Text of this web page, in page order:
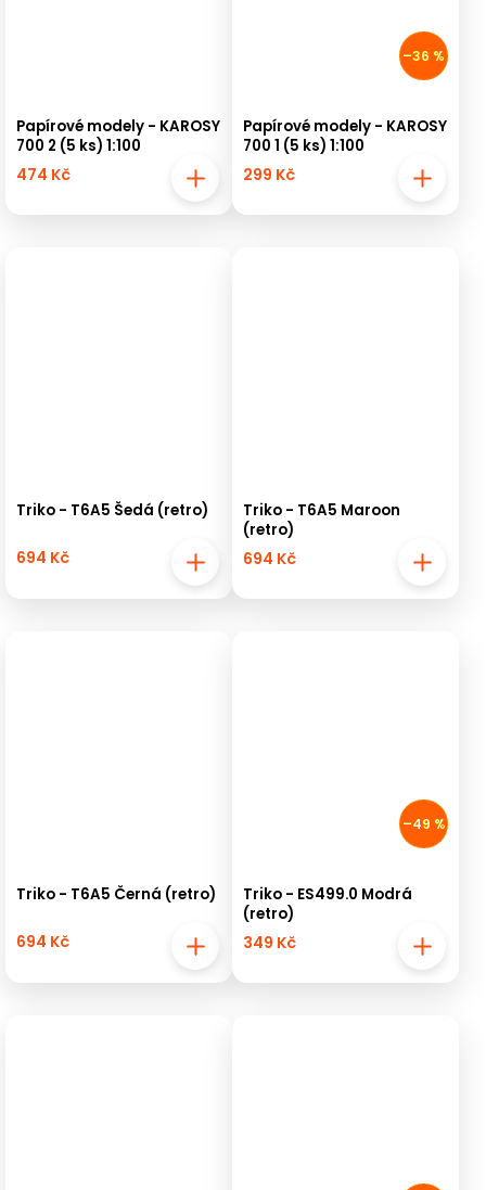
Papírové modely - KAROSY
700 2 (5 ks) 1:100
474 Kč
–36 %
Papírové modely - KAROSY
700 1 (5 ks) 1:100
299 Kč
Triko - T6A5 Šedá (retro)
694 Kč
Triko - T6A5 Maroon
(retro)
694 Kč
Triko - T6A5 Černá (retro)
694 Kč
–49 %
Triko - ES499.0 Modrá
(retro)
349 Kč